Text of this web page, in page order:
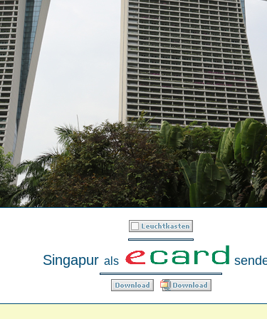
Singapur als